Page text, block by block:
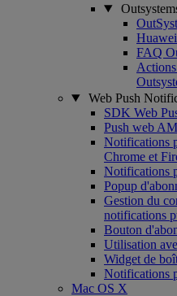
FAQ
Web Push
SDK Web
Push web
Notifications
Chrome et
Notifications
Popup
Gestion du
notifications
Bouton
Utilisation
Widget de
Notifications
Mac OS X